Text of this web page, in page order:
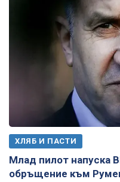
ХЛЯБ И ПАСТИ
Млад пилот напуска
обръщение към